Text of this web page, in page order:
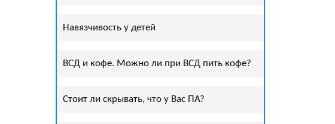
Навязчивость у детей
ВСД и кофе. Можно ли при ВСД пить кофе?
Стоит ли скрывать, что у Вас ПА?